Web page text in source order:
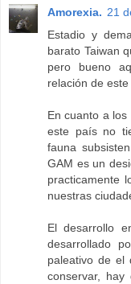
Amorexia. 21
Estadio y
barato Taiwan
pero bueno
relación de
En cuanto a
este país no
fauna
GAM es un
practicamente
nuestras
El desarrollo
desarrollado
paleativo de el
conservar,